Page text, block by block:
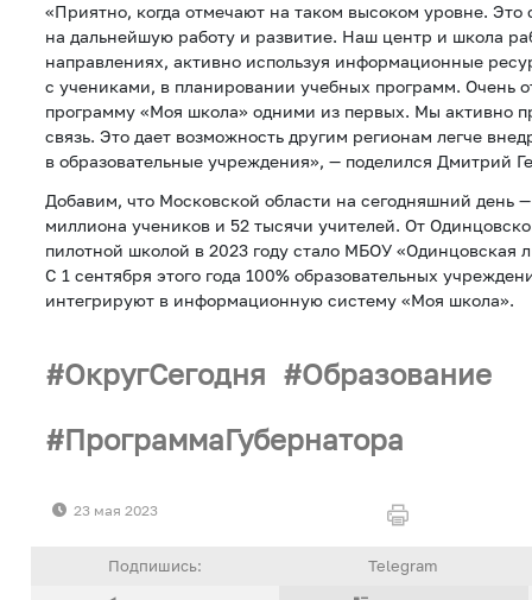
«Приятно, когда отмечают на таком высоком уровне. Это
на дальнейшую работу и развитие. Наш центр и школа
направлениях, активно используя информационные
с учениками, в планировании учебных программ. Очень
программу «Моя школа» одними из первых. Мы активно
связь. Это дает возможность другим регионам легче
в образовательные учреждения», — поделился Дмитрий
Добавим, что Московской области на сегодняшний день
миллиона учеников и 52 тысячи учителей. От
пилотной школой в 2023 году стало МБОУ «Одинцовская
С 1 сентября этого года 100% образовательных
интегрируют в информационную систему «Моя школа».
ОкругСегодня
Образование
ПрограммаГубернатора
23 мая 2023